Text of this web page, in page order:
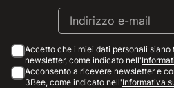
Accetto che i miei dati personali
newsletter, come indicato nell'
Acconsento a ricevere newsletter e
3Bee, come indicato nell'Informativa